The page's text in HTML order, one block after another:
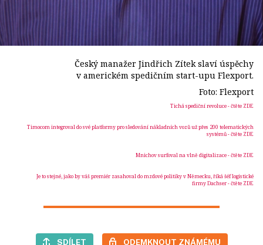
Český manažer Jindřich Zítek slaví úspěchy
v americkém spedičním start-upu Flexport.
Foto: Flexport
Tichá spediční revoluce- čtěte ZDE
Timocom integroval do své platformy pro sledování nákladních vozů už přes 200 telematických
systémů- čtěte ZDE
Mnichov surfoval na vlně digitalizace- čtěte ZDE
Je to stejné, jako by váš premiér zasahoval do mzdové politiky v Německu, říká šéf logistické
firmy Dachser- čtěte ZDE
SDÍLET ODEMKNOUT ZNÁMÉMU